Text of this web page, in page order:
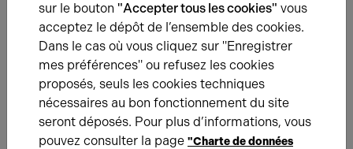
Une question ?
Prenez contact avec nos experts pour vous
accompagner dans votre projet d’immobilier
d’entreprise.
sur le bouton "Accepter tous les cookies" vous
acceptez le dépôt de l’ensemble des cookies.
Dans le cas où vous cliquez sur "Enregistrer
mes préférences" ou refusez les cookies
proposés, seuls les cookies techniques
nécessaires au bon fonctionnement du site
seront déposés. Pour plus d’informations, vous
pouvez consulter la page "Charte de données